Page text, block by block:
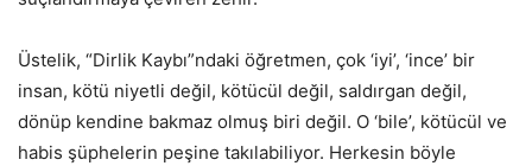
Üstelik, “Dirlik Kaybı”ndaki öğretmen, çok ‘iyi’, ‘ince’ bir
insan, kötü niyetli değil, kötücül değil, saldırgan değil,
dönüp kendine bakmaz olmuş biri değil. O ‘bile’, kötücül ve
habis şüphelerin peşine takılabiliyor. Herkesin böyle